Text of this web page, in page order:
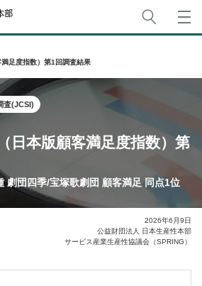
公益財団法人日本生産性本部
足度指数）第1回調査結果
査(JCSI)
日本版顧客満足度指数）第
劇団四季/宝塚歌劇団 顧客満足 同点1位
2026年6月9日
公益財団法人 日本生産性本部
サービス産業生産性協議会（SPRING）